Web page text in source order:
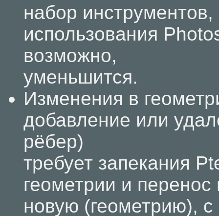
набор
использования
возможно,
уменьшится.
Изменения в
добавление или
рёбер)
требует запекания
геометрии и перенос
новую (геометрию),